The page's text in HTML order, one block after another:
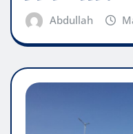
Abdullah